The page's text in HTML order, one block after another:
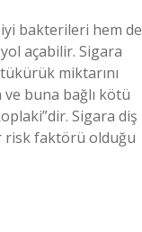
bakterileri hem de
açabilir. Sigara
miktarını
buna bağlı kötü
Sigara diş
risk faktörü olduğu